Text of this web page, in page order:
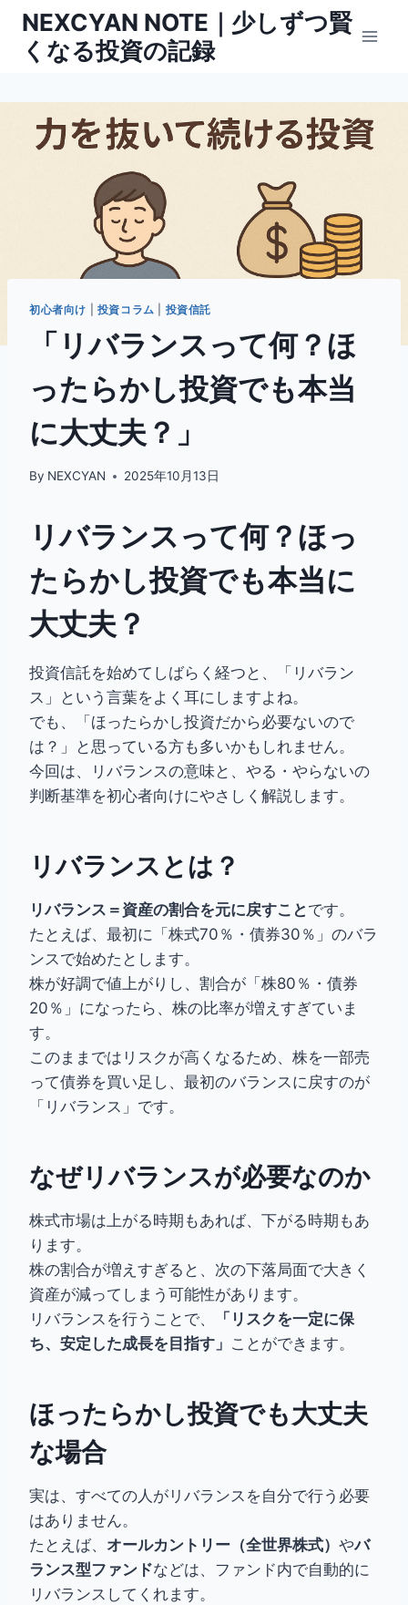
NEXCYAN NOTE｜少しずつ賢
くなる投資の記録
初心者向け 投資コラム 投資信託
「リバランスって何？ほ
ったらかし投資でも本当
に大丈夫？」
By NEXCYAN 2025年10月13日
リバランスって何？ほっ
たらかし投資でも本当に
大丈夫？
投資信託を始めてしばらく経つと、「リバラン
ス」という言葉をよく耳にしますよね。
でも、「ほったらかし投資だから必要ないので
は？」と思っている方も多いかもしれません。
今回は、リバランスの意味と、やる・やらないの
判断基準を初心者向けにやさしく解説します。
リバランスとは？
リバランス＝資産の割合を元に戻すこと です。
たとえば、最初に「株式70％・債券30％」のバラ
ンスで始めたとします。
株が好調で値上がりし、割合が「株80％・債券
20％」になったら、株の比率が増えすぎていま
す。
このままではリスクが高くなるため、株を一部売
って債券を買い足し、最初のバランスに戻すのが
「リバランス」です。
なぜリバランスが必要なのか
株式市場は上がる時期もあれば、下がる時期もあ
ります。
株の割合が増えすぎると、次の下落局面で大きく
資産が減ってしまう可能性があります。
リバランスを行うことで、
「リスクを一定に保
ち、安定した成長を目指す」 ことができます。
ほったらかし投資でも大丈夫
な場合
実は、すべての人がリバランスを自分で行う必要
はありません。
たとえば、 オールカントリー（全世界株式） やバ
ランス型ファンドなどは、ファンド内で自動的に
リバランスしてくれます。